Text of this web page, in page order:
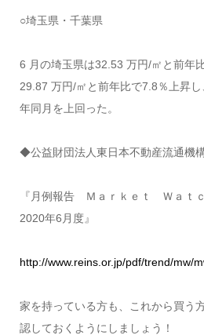
○埼玉県・千葉県
6 月の埼玉県は32.53 万円/㎡と前年
29.87 万円/㎡と前年比で7.8％上昇
年同月を上回った。
◆公益財団法人東日本不動産流通機
『月例報告 Ｍａｒｋｅｔ Ｗａｔ
2020年6月度』
http://www.reins.or.jp/pdf/trend/mw/
家を持っている方も、これから買う
認しておくようにしましょう！